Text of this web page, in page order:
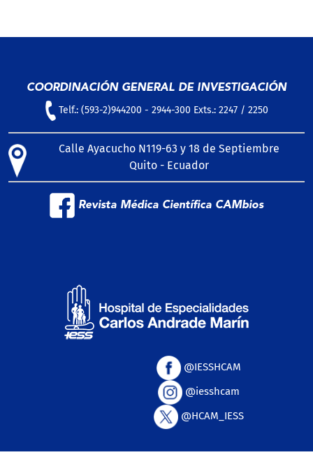
COORDINACIÓN GENERAL DE INVESTIGACIÓN
Telf.: (593-2)944200 - 2944-300 Exts.: 2247 / 2250
Calle Ayacucho N119-63 y 18 de Septiembre
Quito - Ecuador
Revista Médica Científica CAMbios
@IESSHCAM
@iesshcam
@HCAM_IESS